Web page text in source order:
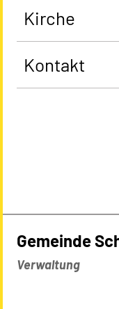
Kirche
Kontakt
Gemeinde
Verwaltung